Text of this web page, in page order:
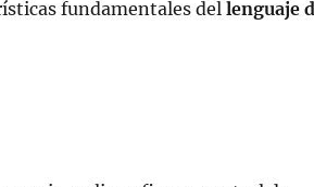
fundamentales del lenguaje